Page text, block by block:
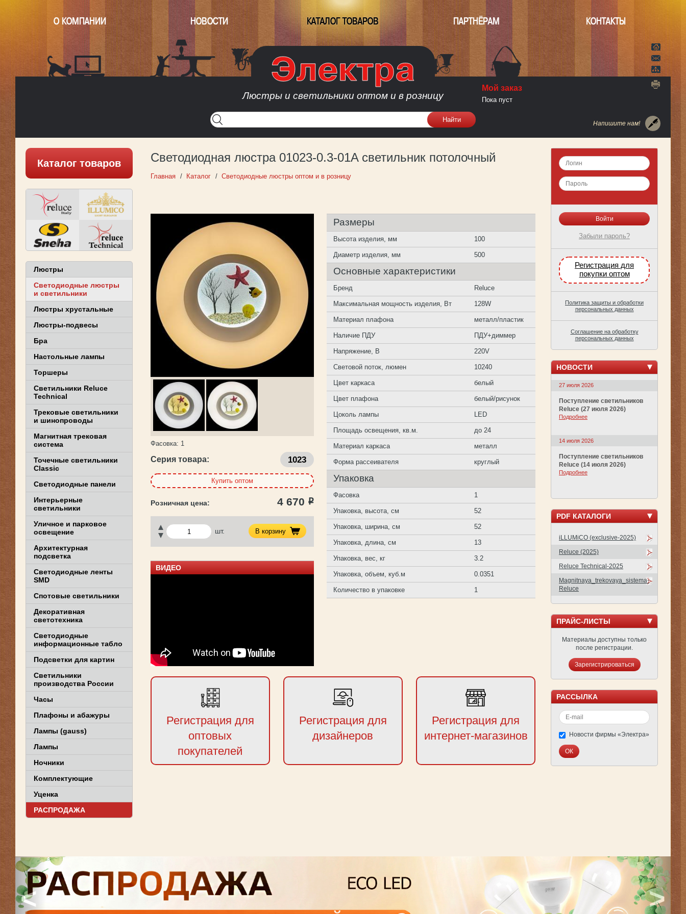
О КОМПАНИИ НОВОСТИ КАТАЛОГ ТОВАРОВ ПАРТНЁРАМ КОНТАКТЫ
Люстры и светильники оптом и в розницу
Написать нам
Карта
Напишите нам!
Мой заказ
Пока пуст
Светодиодная люстра 01023-0.3-01A светильник потолочный
Главная Каталог Светодиодные люстры оптом и в розницу
Фасовка: 1
Серия товара: 1023
Купить оптом
4 670 Р
шт. В корзину
ВИДЕО
Размеры
Высота изделия, мм 100
Диаметр изделия, мм 500
Основные характеристики
Бренд Reluce
Максимальная мощность изделия, Вт 128W
Материал плафона металл/пластик
Наличие ПДУ ПДУ+диммер
Напряжение, В 220V
Световой поток, люмен 10240
Цвет каркаса белый
Цвет плафона белый/рисунок
Цоколь лампы LED
Площадь освещения, кв.м. до 24
Материал каркаса металл
Форма рассеивателя круглый
Упаковка
Фасовка 1
Упаковка, высота, см 52
Упаковка, ширина, см 52
Упаковка, длина, см 13
Упаковка, вес, кг 3.2
Упаковка, объем, куб.м 0.0351
Количество в упаковке 1
Регистрация для
оптовых
покупателей
Регистрация для
дизайнеров
Регистрация для
интернет-магазинов
Каталог товаров
Люстры
Светодиодные люстры
и светильники
Люстры хрустальные
Люстры-подвесы
Бра
Настольные лампы
Торшеры
Светильники Reluce
Technical
Трековые светильники
и шинопроводы
Магнитная трековая
система
Точечные светильники
Classic
Светодиодные панели
Интерьерные
светильники
Уличное и парковое
освещение
Архитектурная
подсветка
Светодиодные ленты
SMD
Спотовые светильники
Декоративная
светотехника
Светодиодные
информационные табло
Подсветки для картин
Светильники
производства России
Часы
Плафоны и абажуры
Лампы (gauss)
Лампы
Ночники
Комплектующие
Уценка
РАСПРОДАЖА
Забыли пароль?
Регистрация для
покупки оптом
Политика защиты и обработки
персональных данных
Соглашение на обработку
персональных данных
НОВОСТИ
27 июля 2026
Поступление светильников
Reluce (27 июля 2026)
Подробнее
14 июля 2026
Поступление светильников
Reluce (14 июля 2026)
Подробнее
PDF КАТАЛОГИ
iLLUMiCO (exclusive-2025)
Reluce (2025)
Reluce Technical-2025
Magnitnaya_trekovaya_sistema-
Reluce
ПРАЙС-ЛИСТЫ
Материалы доступны только
после регистрации.
Зарегистрироваться
РАССЫЛКА
Новости фирмы «Электра»